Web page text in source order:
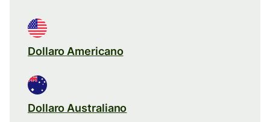
Dollaro Americano
Dollaro Australiano